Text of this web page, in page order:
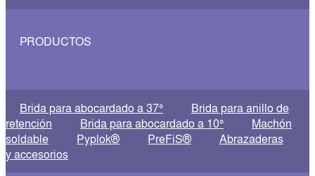
PRODUCTOS
Brida para abocardado a 37°
Brida para anillo de
retención
Brida para abocardado a 10°
Machón
soldable
Pyplok® PreFiS® Abrazaderas
y accesorios